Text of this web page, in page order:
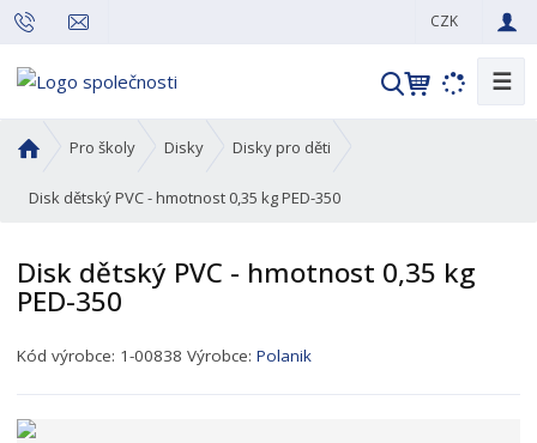
CZK
V
a
t
☰
o
s
r
Pro školy Disky Disky pro děti
Disk dětský PVC - hmotnost 0,35 kg PED-350
Disk dětský PVC - hmotnost 0,35 kg
PED-350
K
p
Kód výrobce: 1-00838 Výrobce:Polanik